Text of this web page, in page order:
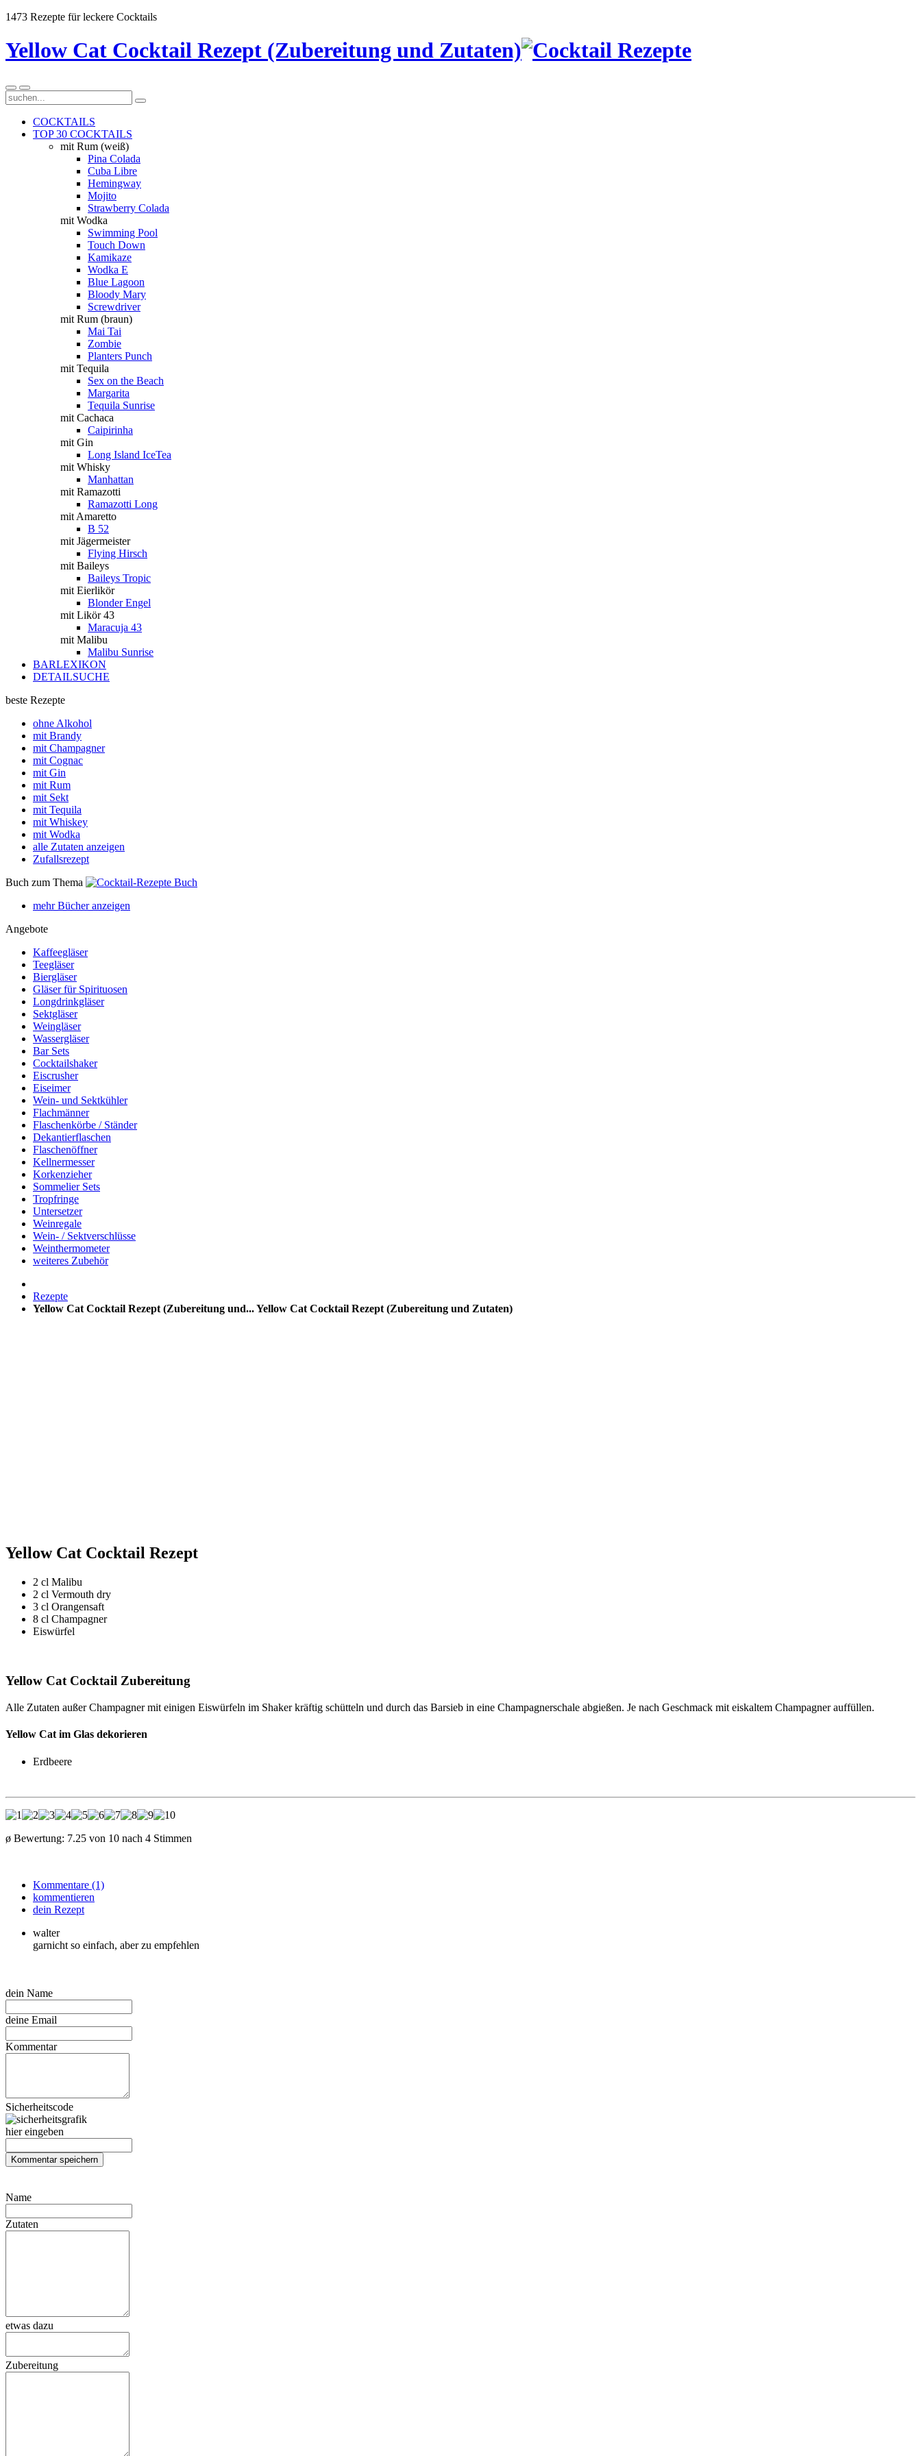
1473 Rezepte für leckere Cocktails
Yellow Cat Cocktail Rezept (Zubereitung und Zutaten)
COCKTAILS
TOP 30 COCKTAILS
mit Rum (weiß)
Pina Colada
Cuba Libre
Hemingway
Mojito
Strawberry Colada
mit Wodka
Swimming Pool
Touch Down
Kamikaze
Wodka E
Blue Lagoon
Bloody Mary
Screwdriver
mit Rum (braun)
Mai Tai
Zombie
Planters Punch
mit Tequila
Sex on the Beach
Margarita
Tequila Sunrise
mit Cachaca
Caipirinha
mit Gin
Long Island IceTea
mit Whisky
Manhattan
mit Ramazotti
Ramazotti Long
mit Amaretto
B 52
mit Jägermeister
Flying Hirsch
mit Baileys
Baileys Tropic
mit Eierlikör
Blonder Engel
mit Likör 43
Maracuja 43
mit Malibu
Malibu Sunrise
BARLEXIKON
DETAILSUCHE
beste Rezepte
ohne Alkohol
mit Brandy
mit Champagner
mit Cognac
mit Gin
mit Rum
mit Sekt
mit Tequila
mit Whiskey
mit Wodka
alle Zutaten anzeigen
Zufallsrezept
Buch zum Thema
mehr Bücher anzeigen
Angebote
Kaffeegläser
Teegläser
Biergläser
Gläser für Spirituosen
Longdrinkgläser
Sektgläser
Weingläser
Wassergläser
Bar Sets
Cocktailshaker
Eiscrusher
Eiseimer
Wein- und Sektkühler
Flachmänner
Flaschenkörbe / Ständer
Dekantierflaschen
Flaschenöffner
Kellnermesser
Korkenzieher
Sommelier Sets
Tropfringe
Untersetzer
Weinregale
Wein- / Sektverschlüsse
Weinthermometer
weiteres Zubehör
Rezepte
Yellow Cat Cocktail Rezept (Zubereitung und...Yellow Cat Cocktail Rezept (Zubereitung und Zutaten)
Yellow Cat Cocktail Rezept
2 cl Malibu
2 cl Vermouth dry
3 cl Orangensaft
8 cl Champagner
Eiswürfel
Yellow Cat Cocktail Zubereitung
Alle Zutaten außer Champagner mit einigen Eiswürfeln im Shaker kräftig schütteln und durch das Barsieb in eine Champagnerschale abgießen. Je nach Geschmack mit eiskaltem Champagner auffüllen.
Yellow Cat im Glas dekorieren
Erdbeere
ø Bewertung: 7.25 von 10 nach 4 Stimmen
Kommentare (1)
kommentieren
dein Rezept
walter
garnicht so einfach, aber zu empfehlen
dein Name
deine Email
Kommentar
Sicherheitscode
hier eingeben
Name
Zutaten
etwas dazu
Zubereitung